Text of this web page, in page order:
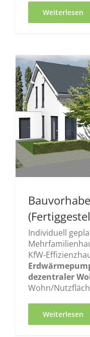
Weiterlesen
Individuell
KfW-
dezentraler
Wohn/
Weiterlesen